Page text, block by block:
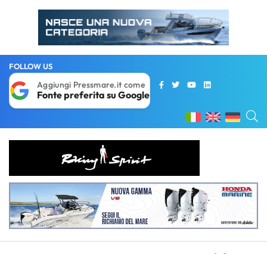
FOLLOW US
Aggiungi Pressmare.it come
Fonte preferita su Google